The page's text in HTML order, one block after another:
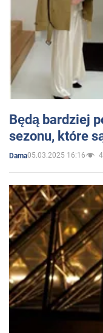
Będą bardziej
sezonu, które
Dama05.03.2025 16:16 4